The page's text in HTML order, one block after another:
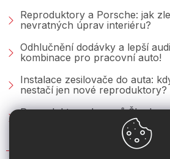
Reproduktory a Porsche: jak
nevratných úprav interiéru?
Odhlučnění dodávky a lepší
kombinace pro pracovní auto!
Instalace zesilovače do auta:
nestačí jen nové reproduktory?
Reproduktory do vozů Škoda:
Fabie, Octavie a Superbu?